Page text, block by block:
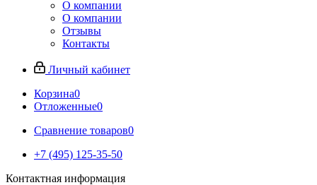
О компании
О компании
Отзывы
Контакты
Личный кабинет
Корзина0
Отложенные0
Сравнение товаров0
+7 (495) 125-35-50
Контактная информация